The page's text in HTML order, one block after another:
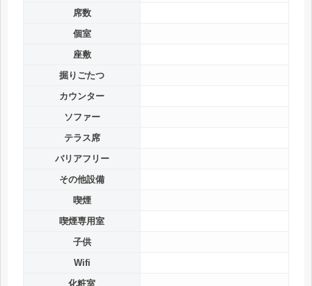
席数
個室
座敷
掘りごたつ
カウンター
ソファー
テラス席
バリアフリー
その他設備
喫煙
喫煙専用室
子供
Wifi
化粧室